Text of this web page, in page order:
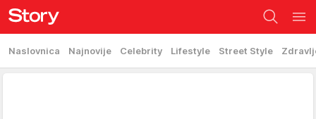
Naslovnica Najnovije Celebrity Lifestyle Street Style